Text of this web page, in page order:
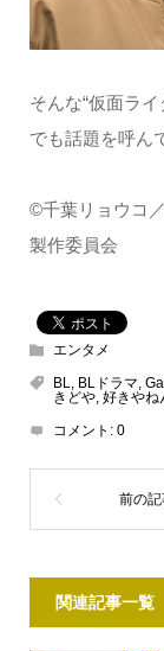
そんな“仮面ラ
でも話題を呼ん
©千葉リョウコ
製作委員会
エンタメ
BL, BLドラマ,
きどや, 好きやね
コメント: 0
関連記事一覧